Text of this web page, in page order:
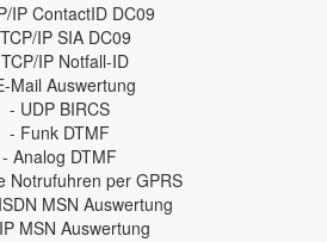
IP ContactID DC09
IP SIA DC09
IP Notfall-ID
Mail Auswertung
- UDP BIRCS
- Funk DTMF
- Analog DTMF
Notrufuhren per GPRS
MSN Auswertung
MSN Auswertung